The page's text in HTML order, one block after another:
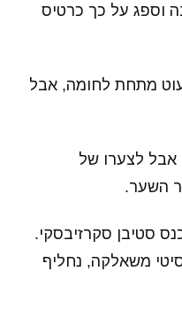
וספג על כך כרטיס
לבעוט מתחת לחומה, אבל
אבל לצערו של
השער.
נכנס סטיבן סקרזיבסקי.
משאלקה, נחליף